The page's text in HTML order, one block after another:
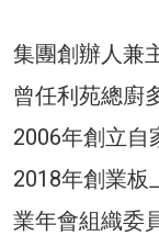
集團創辦人兼
曾任利苑總廚
2006年創立自
2018年創業板
業年會組織委